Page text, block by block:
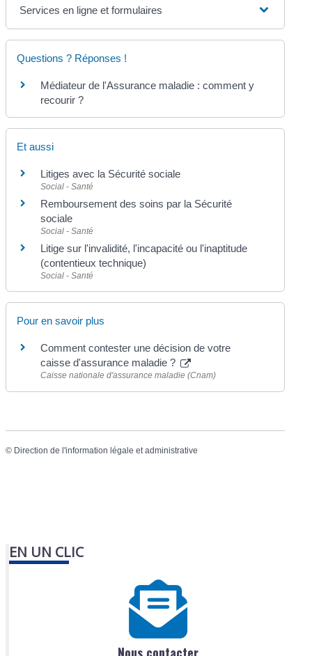
Services en ligne et formulaires
Questions ? Réponses !
Médiateur de l'Assurance maladie : comment y
recourir ?
Et aussi
Litiges avec la Sécurité sociale
Social - Santé
Remboursement des soins par la Sécurité
sociale
Social - Santé
Litige sur l'invalidité, l'incapacité ou l'inaptitude
(contentieux technique)
Social - Santé
Pour en savoir plus
Comment contester une décision de votre
caisse d'assurance maladie ?
Caisse nationale d'assurance maladie (Cnam)
© Direction de l'information légale et administrative
EN UN CLIC